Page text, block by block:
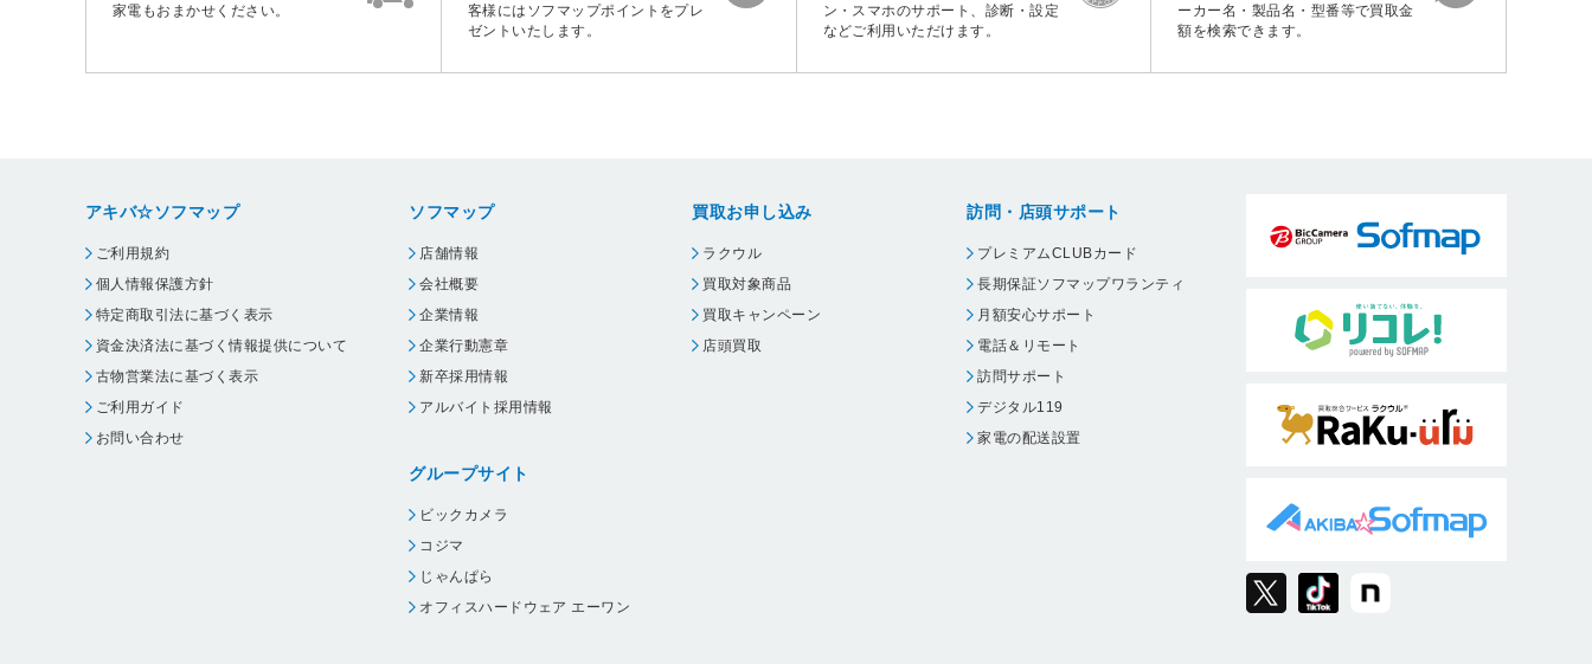
家電もおまかせください。
客様にはソフマップポイントをプレ
ゼントいたします。
ン・スマホのサポート、診断・設定
などご利用いただけます。
ーカー名・製品名・型番等で買取金
額を検索できます。
アキバ☆ソフマップ
ご利用規約
個人情報保護方針
特定商取引法に基づく表示
資金決済法に基づく情報提供について
古物営業法に基づく表示
ご利用ガイド
お問い合わせ
ソフマップ
店舗情報
会社概要
企業情報
企業行動憲章
新卒採用情報
アルバイト採用情報
グループサイト
ビックカメラ
コジマ
じゃんぱら
オフィスハードウェア エーワン
買取お申し込み
ラクウル
買取対象商品
買取キャンペーン
店頭買取
訪問・店頭サポート
プレミアムCLUBカード
長期保証ソフマップワランティ
月額安心サポート
電話＆リモート
訪問サポート
デジタル119
家電の配送設置